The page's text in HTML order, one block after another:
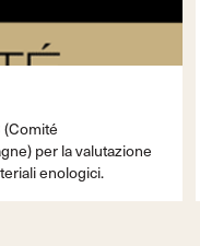
(Comité
per la valutazione
enologici.